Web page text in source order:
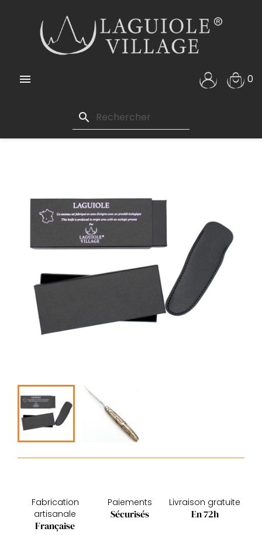
 0
search
Fabrication
artisanale
Française
Paiements
Sécurisés
Livraison gratuite
En 72h